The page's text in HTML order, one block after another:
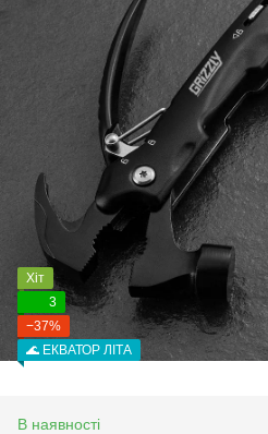
Хіт
3
−37%
🌊 ЕКВАТОР ЛІТА
В наявності